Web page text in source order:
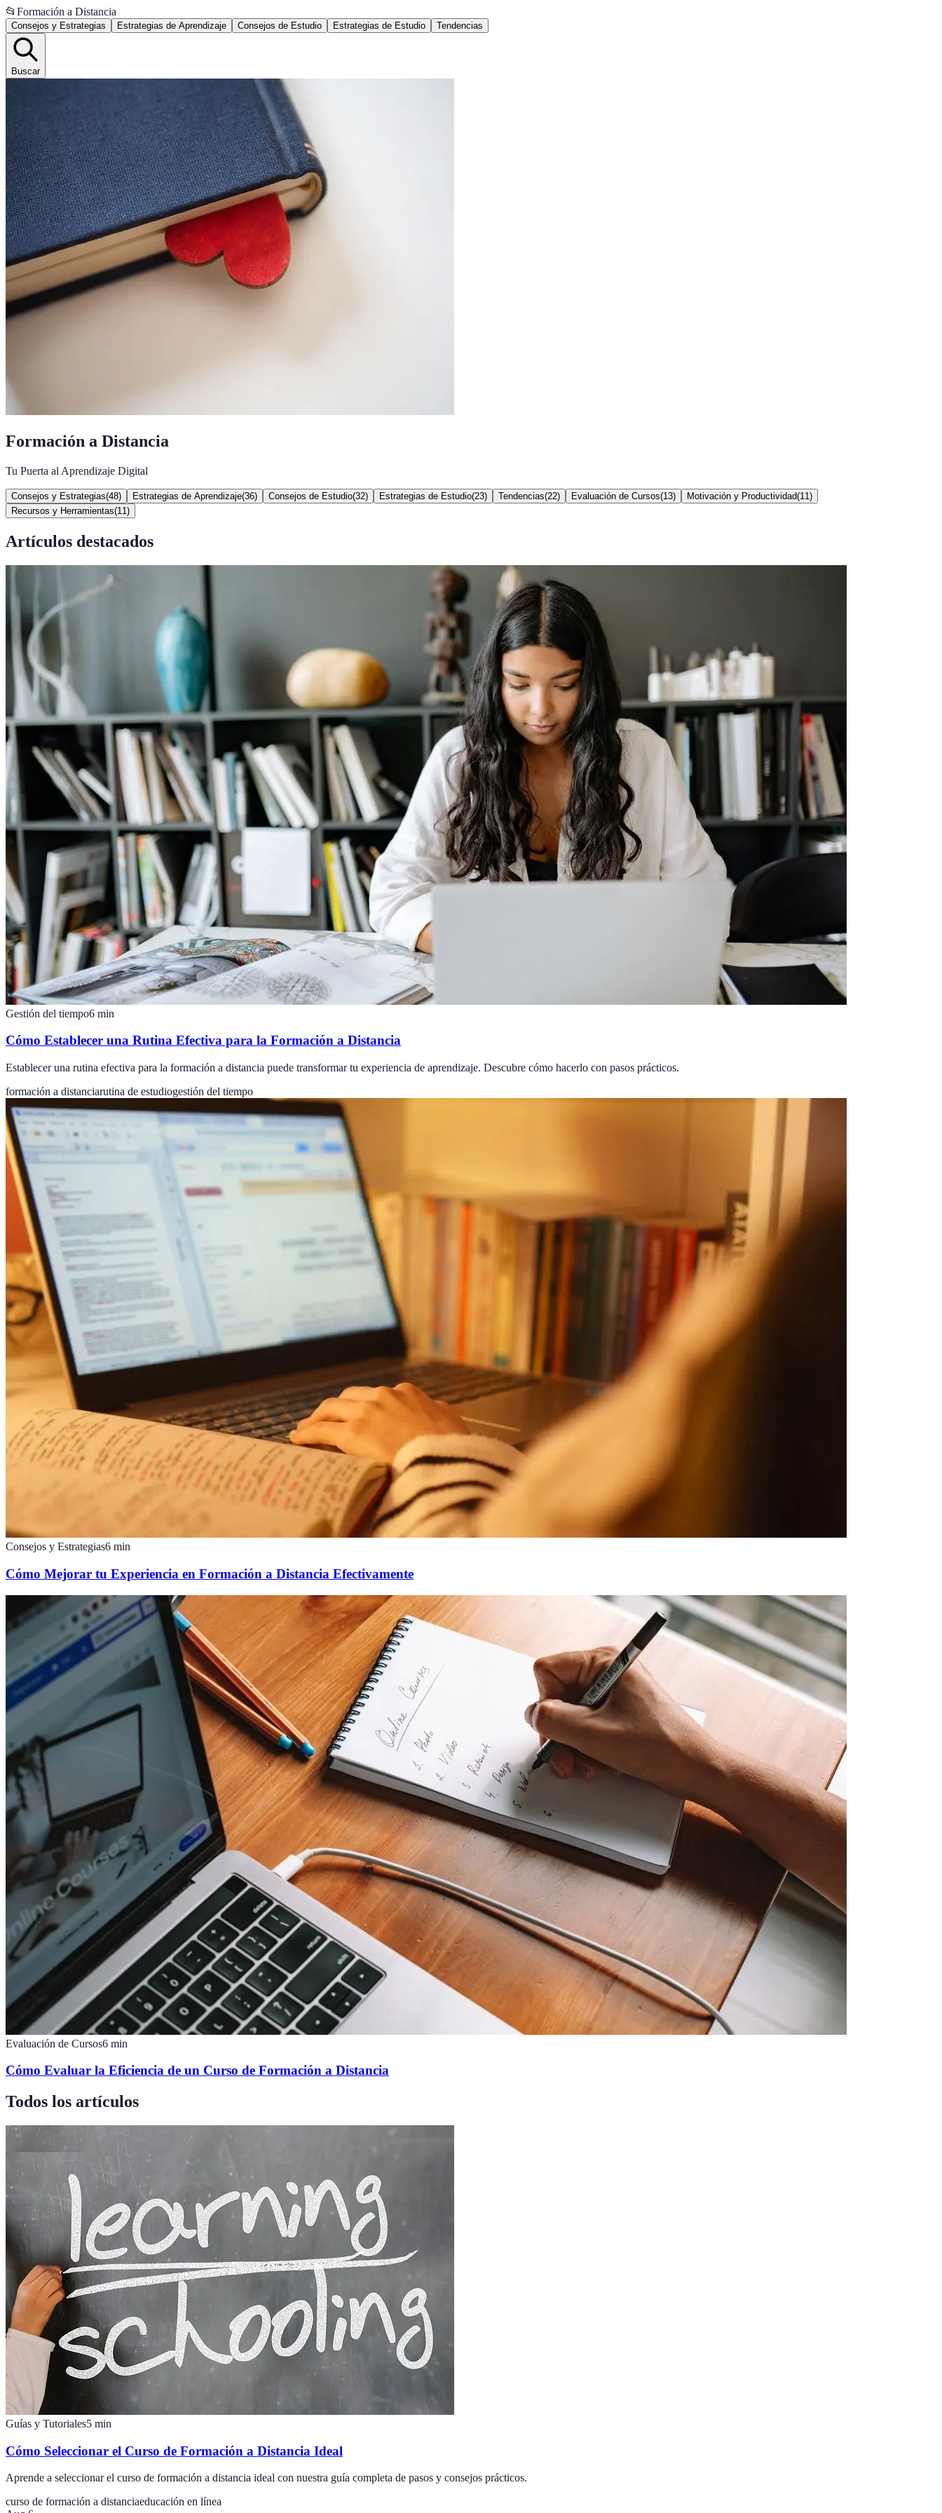
📂 Formación a Distancia
Consejos y Estrategias Estrategias de Aprendizaje Consejos de Estudio Estrategias de Estudio Tendencias
Buscar
Formación a Distancia
Tu Puerta al Aprendizaje Digital
Consejos y Estrategias(48) Estrategias de Aprendizaje(36) Consejos de Estudio(32) Estrategias de Estudio(23) Tendencias(22) Evaluación de Cursos(13) Motivación y Productividad(11 )
Recursos y Herramientas(11 )
Artículos destacados
Gestión del tiempo6 min
Cómo Establecer una Rutina Efectiva para la Formación a Distancia
Establecer una rutina efectiva para la formación a distancia puede transformar tu experiencia de aprendizaje. Descubre cómo hacerlo con pasos prácticos.
formación a distanciarutina de estudiogestión del tiempo
Consejos y Estrategias6 min
Cómo Mejorar tu Experiencia en Formación a Distancia Efectivamente
Evaluación de Cursos6 min
Cómo Evaluar la Eficiencia de un Curso de Formación a Distancia
Todos los artículos
Guías y Tutoriales5 min
Cómo Seleccionar el Curso de Formación a Distancia Ideal
Aprende a seleccionar el curso de formación a distancia ideal con nuestra guía completa de pasos y consejos prácticos.
curso de formación a distanciaeducación en línea